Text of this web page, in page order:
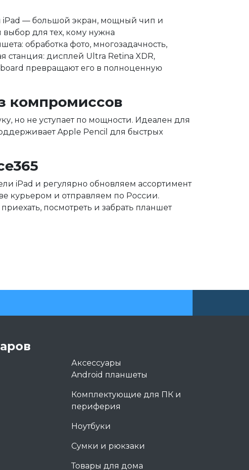
iPad — большой экран, мощный чип и
для тех, кому нужна
обработка фото, многозадачность,
станция: дисплей Ultra Retina XDR,
превращают его в полноценную
компромиссов
но не уступает по мощности. Идеален для
Apple Pencil для быстрых
iPad и регулярно обновляем ассортимент
курьером и отправляем по России.
посмотреть и забрать планшет
Аксессуары
Android планшеты
Комплектующие для ПК и
периферия
Ноутбуки
Сумки и рюкзаки
Товары для дома